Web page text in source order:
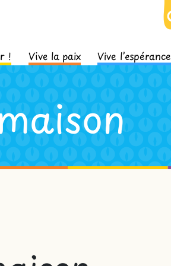
! Vive la paix Vive l’espérance